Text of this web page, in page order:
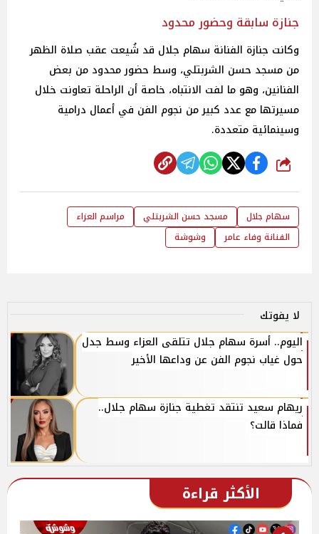
جنازة سابقة وحضور محدود
وكانت جنازة الفنانة سهام جلال قد شُيعت عقب صلاة الظهر
من مسجد حسن الشربتلي، وسط حضور محدود من بعض
الفنانين، وهو ما لفت الانتباه، خاصة أن الراحلة تعاونت خلال
مسيرتها مع عدد كبير من نجوم الفن في أعمال درامية
وسينمائية متعددة.
شارك
سهام جلال مسجد حسن الشربتلي
مراسم العزاء
الفنانة وفاء عامر
وشوشة
لا يفوتك
اليوم.. أسرة سهام جلال تتلقى العزاء وسط جدل
حول غياب نجوم الفن عن وداعها الأخير
ريهام سعيد تنتقد تغطية جنازة سهام جلال..
فماذا قالت؟
الأكثر قراءة